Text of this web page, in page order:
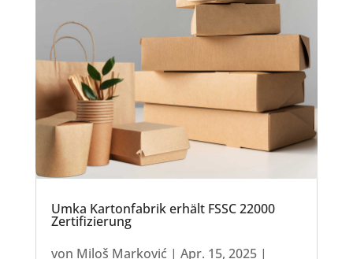
Umka Kartonfabrik erhält FSSC 22000
Zertifizierung
von Miloš Marković | Apr. 15, 2025|